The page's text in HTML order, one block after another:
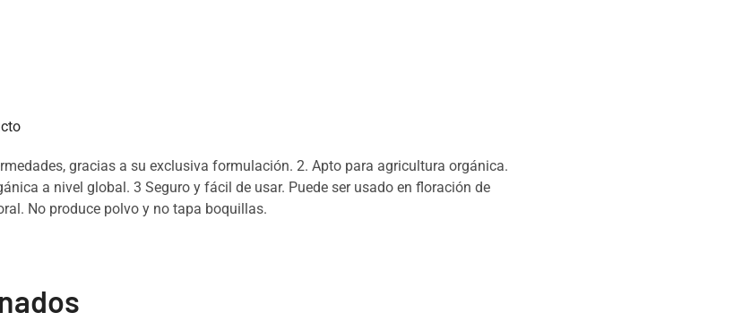
gracias a su exclusiva formulación. 2. Apto para agricultura orgánica.
a nivel global. 3 Seguro y fácil de usar. Puede ser usado en floración de
No produce polvo y no tapa boquillas.